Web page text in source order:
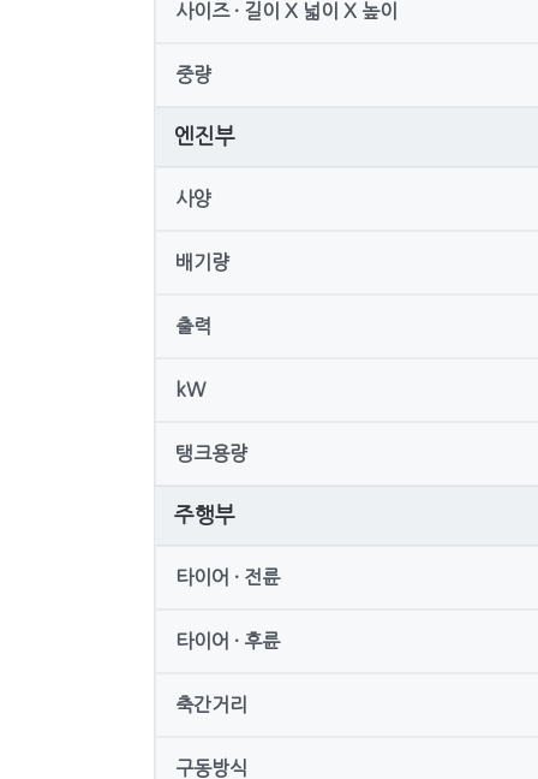
사이즈 · 길이 X 넓이 X 높이
중량
엔진부
사양
배기량
출력
kW
탱크용량
주행부
타이어 · 전륜
타이어 · 후륜
축간거리
구동방식